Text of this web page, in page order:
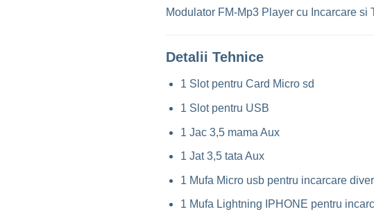
Modulator FM-Mp3 Player cu Incarcare si
Detalii Tehnice
1 Slot pentru Card Micro sd
1 Slot pentru USB
1 Jac 3,5 mama Aux
1 Jat 3,5 tata Aux
1 Mufa Micro usb pentru incarcare
1 Mufa Lightning IPHONE pentru